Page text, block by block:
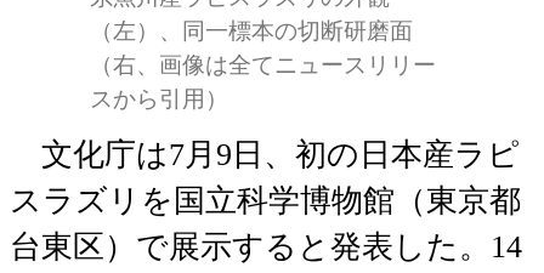
（左）、同一標本の切断研磨面
（右、画像は全てニュースリリー
スから引用）
文化庁は7月9日、初の日本産ラピ
スラズリを国立科学博物館（東京都
台東区）で展示すると発表した。14